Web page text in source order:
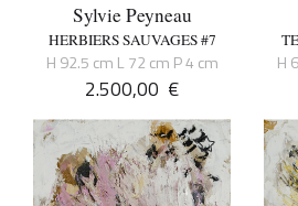
Sylvie Peyneau
HERBIERS SAUVAGES #7
H 92.5 cm L 72 cm P 4 cm
2.500,00 €
H